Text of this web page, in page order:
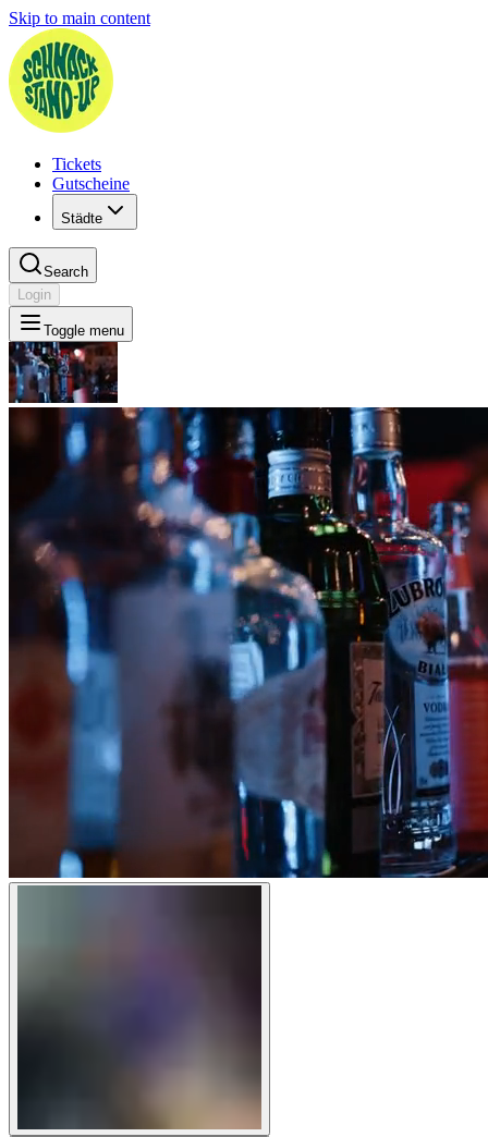
Skip to main content
Tickets
Gutscheine
Städte
Search
Login
Toggle menu